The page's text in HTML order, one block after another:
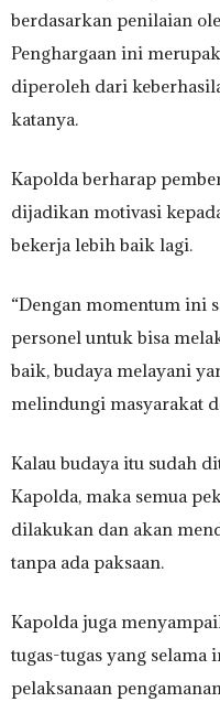
berdasarkan penilaian
Penghargaan ini
diperoleh dari
katanya.
Kapolda berharap
dijadikan motivasi
bekerja lebih baik lagi.
“Dengan momentum ini
personel untuk bisa
baik, budaya melayani
melindungi masyarakat
Kalau budaya itu sudah
Kapolda, maka semua
dilakukan dan akan
tanpa ada paksaan.
Kapolda juga
tugas-tugas yang
pelaksanaan